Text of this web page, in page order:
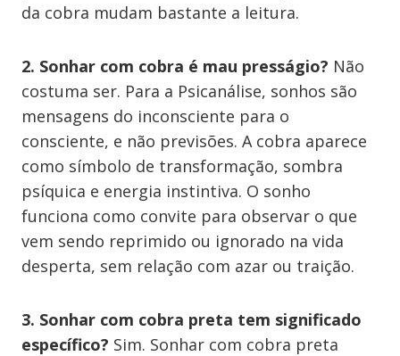
da cobra mudam bastante a leitura.
2. Sonhar com cobra é mau presságio? Não
costuma ser. Para a Psicanálise, sonhos são
mensagens do inconsciente para o
consciente, e não previsões. A cobra aparece
como símbolo de transformação, sombra
psíquica e energia instintiva. O sonho
funciona como convite para observar o que
vem sendo reprimido ou ignorado na vida
desperta, sem relação com azar ou traição.
3. Sonhar com cobra preta tem significado
específico? Sim. Sonhar com cobra preta